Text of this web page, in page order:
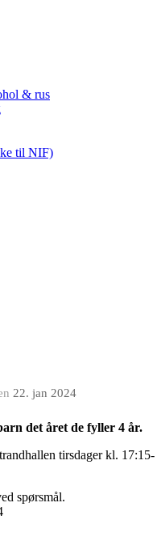
& rus
til NIF)
22. jan 2024
det året de fyller 4 år.
tirsdager kl. 17:15-
spørsmål.